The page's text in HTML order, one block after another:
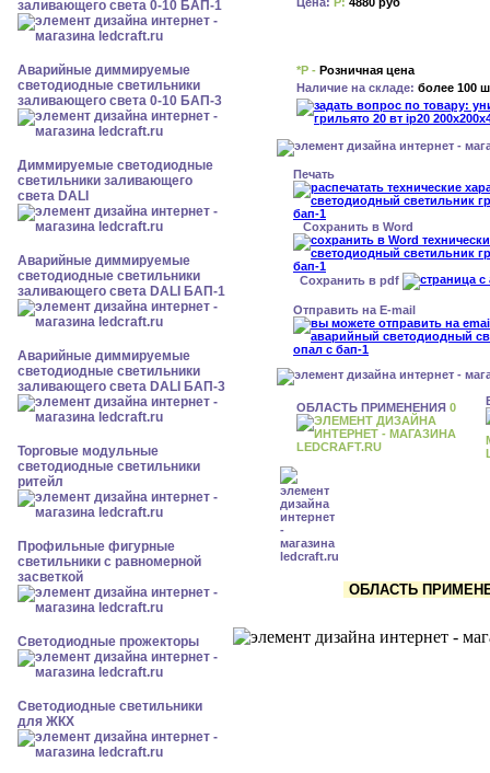
заливающего света 0-10 БАП-1
Аварийные диммируемые
светодиодные светильники
заливающего света 0-10 БАП-3
Диммируемые светодиодные
светильники заливающего
света DALI
Аварийные диммируемые
светодиодные светильники
заливающего света DALI БАП-1
Аварийные диммируемые
светодиодные светильники
заливающего света DALI БАП-3
Торговые модульные
светодиодные светильники
ритейл
Профильные фигурные
светильники с равномерной
засветкой
Светодиодные прожекторы
Светодиодные светильники
для ЖКХ
*Р - Розничная цена
Наличие на складе: более 100
Печать
Сохранить в Word
Сохранить в pdf
Отправить на E-mail
ОБЛАСТЬ ПРИМЕНЕНИЯ 0
ОБЛАСТЬ